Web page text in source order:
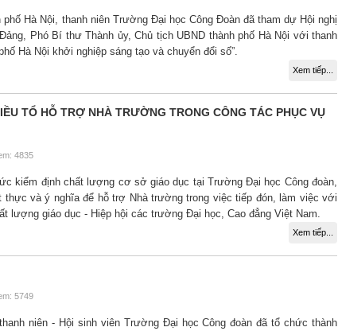
Hà Nội, thanh niên Trường Đại học Công Đoàn đã tham dự Hội nghị
Phó Bí thư Thành ủy, Chủ tịch UBND thành phố Hà Nội với thanh
Hà Nội khởi nghiệp sáng tạo và chuyển đổi số”.
Xem tiếp...
TỔ HỖ TRỢ NHÀ TRƯỜNG TRONG CÔNG TÁC PHỤC VỤ
4835
kiểm định chất lượng cơ sở giáo dục tại Trường Đại học Công đoàn,
thực và ý nghĩa để hỗ trợ Nhà trường trong việc tiếp đón, làm việc với
lượng giáo dục - Hiệp hội các trường Đại học, Cao đẳng Việt Nam.
Xem tiếp...
5749
niên - Hội sinh viên Trường Đại học Công đoàn đã tổ chức thành